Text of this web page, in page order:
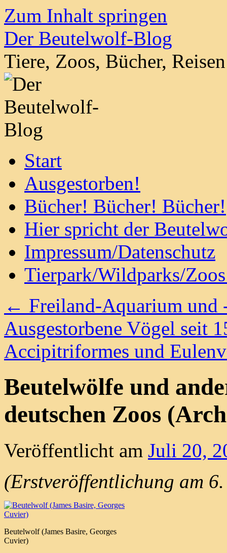
Zum Inhalt springen
Der Beutelwolf-Blog
Tiere, Zoos, Bücher,
Start
Ausgestorben!
Bücher! Bücher! Bücher!
Hier spricht der
Impressum/Datenschutz
Tierpark/Wildparks/
← Freiland-Aquarium und
Ausgestorbene Vögel seit
Accipitriformes und
Beutelwölfe und
deutschen Zoos
Veröffentlicht am Juli 20,
(Erstveröffentlichung am
Beutelwolf (James Basire, Georges
Cuvier)